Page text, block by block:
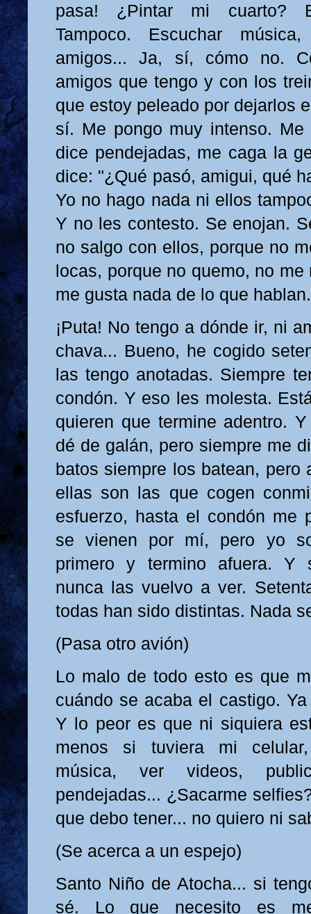
pasa! ¿Pintar mi cuarto?
Tampoco. Escuchar
amigos... Ja, sí, cómo no.
amigos que tengo y con los
que estoy peleado por dejarlos
sí. Me pongo muy intenso.
dice pendejadas, me caga la
dice: "¿Qué pasó, amigui, qué
Yo no hago nada ni ellos
Y no les contesto. Se enojan.
no salgo con ellos, porque no
locas, porque no quemo, no
me gusta nada de lo que hablan.
¡Puta! No tengo a dónde ir, ni
chava... Bueno, he cogido
las tengo anotadas. Siempre
condón. Y eso les molesta.
quieren que termine adentro.
dé de galán, pero siempre me
batos siempre los batean,
ellas son las que cogen
esfuerzo, hasta el condón me
se vienen por mí, pero yo
primero y termino afuera. Y
nunca las vuelvo a ver.
todas han sido distintas. Nada
(Pasa otro avión)
Lo malo de todo esto es que
cuándo se acaba el castigo.
Y lo peor es que ni siquiera
menos si tuviera mi
música, ver videos,
pendejadas... ¿Sacarme
que debo tener... no quiero ni
(Se acerca a un espejo)
Santo Niño de Atocha... si
sé. Lo que necesito es